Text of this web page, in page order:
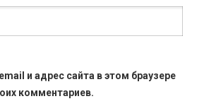
и адрес сайта в этом браузере
комментариев.